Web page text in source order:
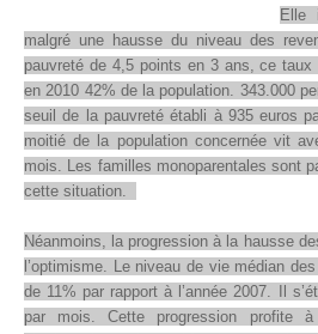
Elle
malgré une hausse du niveau des
pauvreté de 4,5 points en 3 ans, ce
en 2010 42% de la population. 343.000
seuil de la pauvreté établi à 935 euros
moitié de la population concernée vit
mois. Les familles monoparentales sont
cette situation.
Néanmoins, la progression à la hausse
l’optimisme. Le niveau de vie médian
de 11% par rapport à l’année 2007. Il
par mois. Cette progression profite à